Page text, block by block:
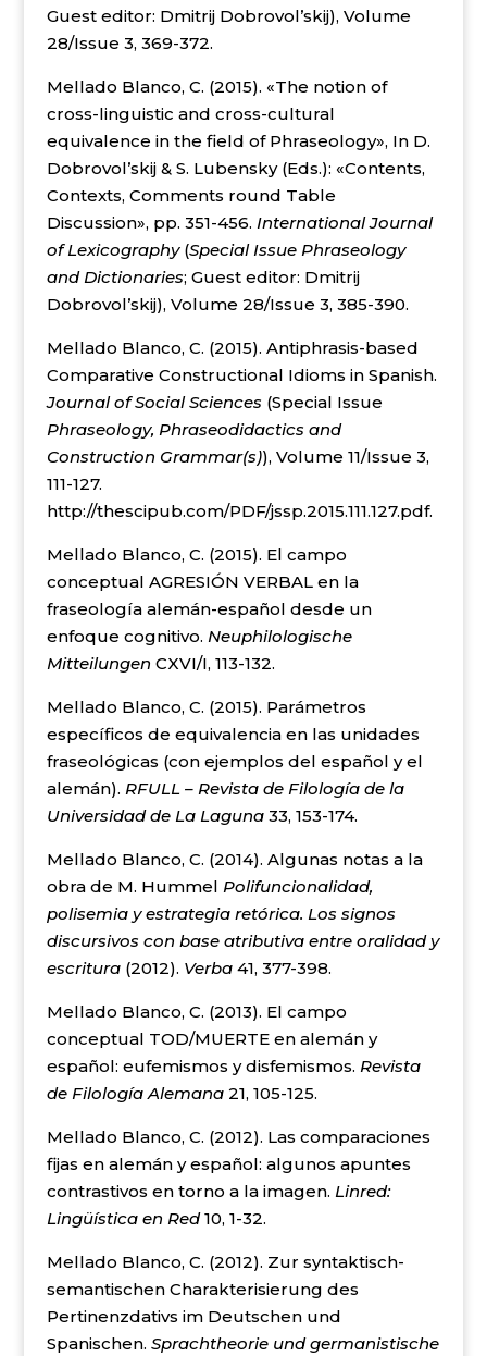
Guest editor: Dmitrij Dobrovol’skij), Volume
28/Issue 3, 369-372.
Mellado Blanco, C. (2015). «The notion of
cross-linguistic and cross-cultural
equivalence in the field of Phraseology», In D.
Dobrovol’skij & S. Lubensky (Eds.): «Contents,
Contexts, Comments round Table
Discussion», pp. 351-456. International Journal
of Lexicography(Special Issue Phraseology
and Dictionaries; Guest editor: Dmitrij
Dobrovol’skij), Volume 28/Issue 3, 385-390.
Mellado Blanco, C. (2015). Antiphrasis-based
Comparative Constructional Idioms in Spanish.
Journal of Social Sciences (Special Issue
Phraseology, Phraseodidactics and
Construction Grammar(s)), Volume 11/Issue 3,
111-127.
http://thescipub.com/PDF/jssp.2015.111.127.pdf.
Mellado Blanco, C. (2015). El campo
conceptual AGRESIÓN VERBAL en la
fraseología alemán-español desde un
enfoque cognitivo. Neuphilologische
Mitteilungen CXVI/I, 113-132.
Mellado Blanco, C. (2015). Parámetros
específicos de equivalencia en las unidades
fraseológicas (con ejemplos del español y el
alemán). RFULL – Revista de Filología de la
Universidad de La Laguna33, 153-174.
Mellado Blanco, C. (2014). Algunas notas a la
obra de M. Hummel Polifuncionalidad,
polisemia y estrategia retórica. Los signos
discursivos con base atributiva entre oralidad y
escritura(2012). Verba41, 377-398.
Mellado Blanco, C. (2013). El campo
conceptual TOD/MUERTE en alemán y
español: eufemismos y disfemismos. Revista
de Filología Alemana21, 105-125.
Mellado Blanco, C. (2012). Las comparaciones
fijas en alemán y español: algunos apuntes
contrastivos en torno a la imagen. Linred:
Lingüística en Red10, 1-32.
Mellado Blanco, C. (2012). Zur syntaktisch-
semantischen Charakterisierung des
Pertinenzdativs im Deutschen und
Spanischen. Sprachtheorie und germanistische